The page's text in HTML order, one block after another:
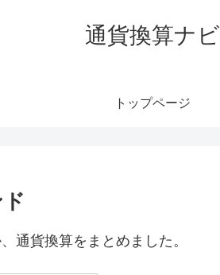
通貨換算ナビ
トップページ
通貨換算をまとめました。